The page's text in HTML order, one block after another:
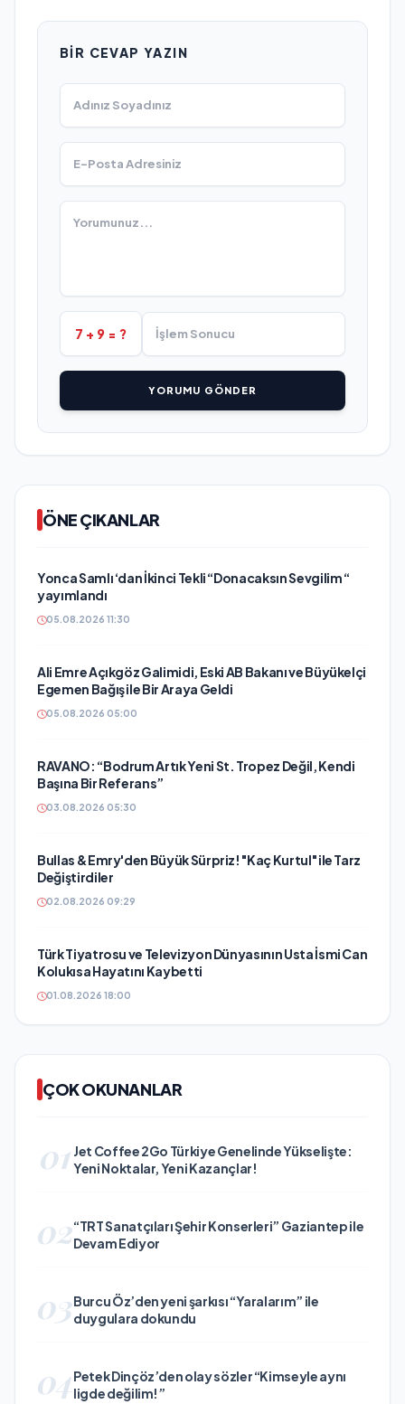
BIR CEVAP YAZIN
7 + 9 = ?
YORUMU GÖNDER
ÖNE ÇIKANLAR
Yonca Samlı ‘dan İkinci Tekli “Donacaksın Sevgilim “
yayımlandı
05.08.2026 11:30
Ali Emre Açıkgöz Galimidi, Eski AB Bakanı ve Büyükelçi
Egemen Bağış ile Bir Araya Geldi
05.08.2026 05:00
RAVANO: “Bodrum Artık Yeni St. Tropez Değil, Kendi
Başına Bir Referans”
03.08.2026 05:30
Bullas & Emry'den Büyük Sürpriz! "Kaç Kurtul" ile Tarz
Değiştirdiler
02.08.2026 09:29
Türk Tiyatrosu ve Televizyon Dünyasının Usta İsmi Can
Kolukısa Hayatını Kaybetti
01.08.2026 18:00
ÇOK OKUNANLAR
01 Jet Coffee 2Go Türkiye Genelinde Yükselişte:
Yeni Noktalar, Yeni Kazançlar!
02“TRT Sanatçıları Şehir Konserleri” Gaziantep ile
Devam Ediyor
03Burcu Öz’den yeni şarkısı “Yaralarım” ile
duygulara dokundu
04Petek Dinçöz’den olay sözler “Kimseyle aynı
ligde değilim!”